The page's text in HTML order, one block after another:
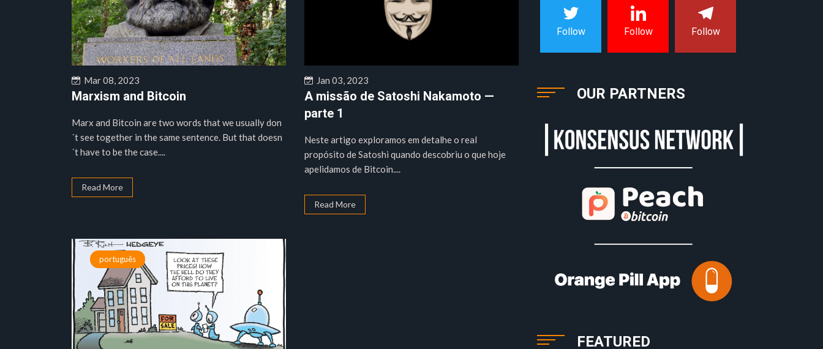
Mar 08, 2023
Marxism and Bitcoin
Marx and Bitcoin are two words that we usually don
´t see together in the same sentence. But that doesn
´t have to be the case....
Read More
Jan 03, 2023
A missão de Satoshi Nakamoto —
parte 1
Neste artigo exploramos em detalhe o real
propósito de Satoshi quando descobriu o que hoje
apelidamos de Bitcoin....
Read More
português
Follow Follow Follow
OUR PARTNERS
FEATURED